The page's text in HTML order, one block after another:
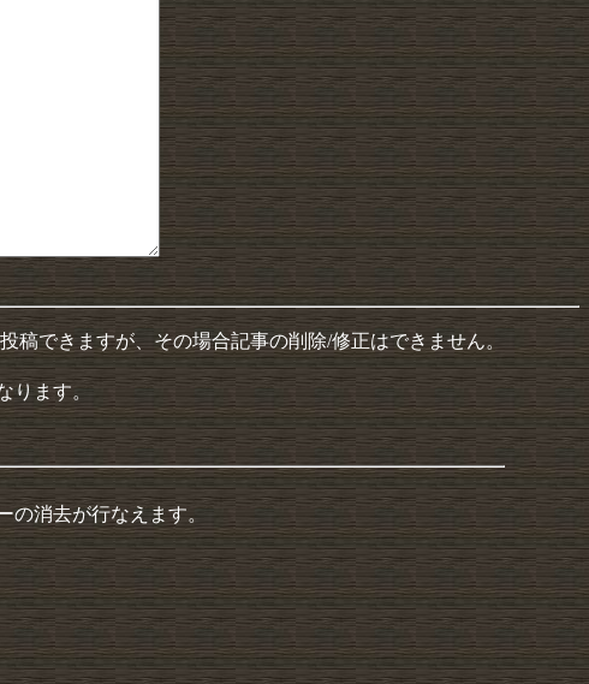
できますが、その場合記事の削除/修正はできません。
ります。
消去が行なえます。